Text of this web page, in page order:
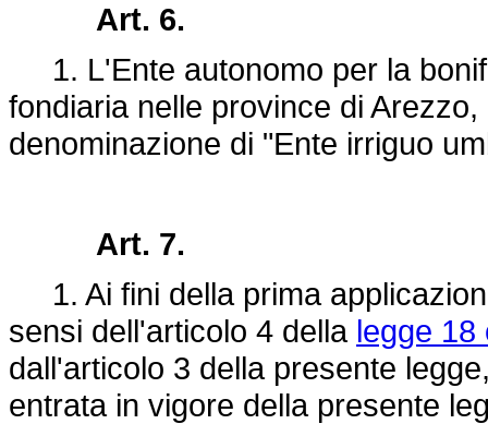
Art. 6.
1. L'Ente autonomo per la
fondiaria nelle province di
denominazione di "Ente irriguo
Art. 7.
1. Ai fini della prima
sensi dell'articolo 4 della legge 18
dall'articolo 3 della presente
entrata in vigore della presente